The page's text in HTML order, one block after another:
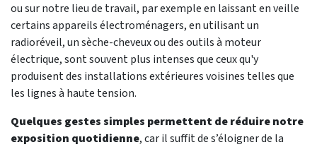
ou sur notre lieu de travail, par exemple en laissant en veille
certains appareils électroménagers, en utilisant un
radioréveil, un sèche-cheveux ou des outils à moteur
électrique, sont souvent plus intenses que ceux qu'y
produisent des installations extérieures voisines telles que
les lignes à haute tension.
Quelques gestes simples permettent de réduire notre
exposition quotidienne, car il suffit de s’éloigner de la